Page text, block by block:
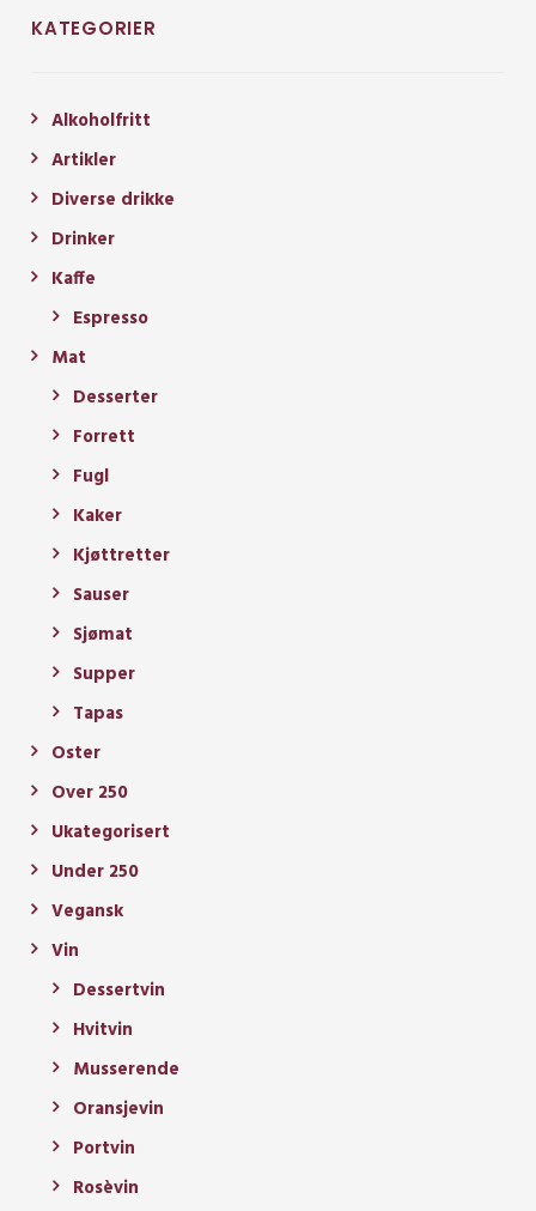
KATEGORIER
Alkoholfritt
Artikler
Diverse drikke
Drinker
Kaffe
Espresso
Mat
Desserter
Forrett
Fugl
Kaker
Kjøttretter
Sauser
Sjømat
Supper
Tapas
Oster
Over 250
Ukategorisert
Under 250
Vegansk
Vin
Dessertvin
Hvitvin
Musserende
Oransjevin
Portvin
Rosèvin